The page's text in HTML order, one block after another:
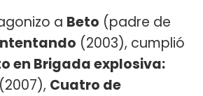
a Beto (padre de
(2003), cumplió
en Brigada explosiva:
(2007), Cuatro de